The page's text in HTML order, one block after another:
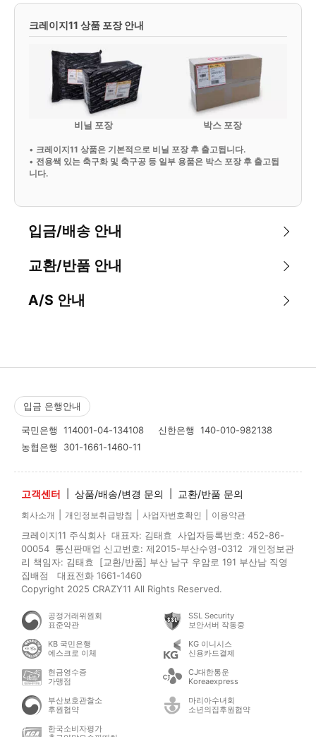
크레이지11 상품 포장 안내
비닐 포장 박스 포장
• 크레이지11 상품은 기본적으로 비닐 포장 후 출고됩니다.
• 전용쌕 있는 축구화 및 축구공 등 일부 용품은 박스 포장 후 출고됩
니다.
입금/배송 안내
교환/반품 안내
A/S 안내
입금 은행안내
국민은행 114001-04-134108 신한은행 140-010-982138
농협은행 301-1661-1460-11
고객센터 상품/배송/변경 문의 교환/반품 문의
회사소개 개인정보취급방침 사업자번호확인 이용약관
크레이지11 주식회사 대표자: 김태효 사업자등록번호: 452-86-
00054 통신판매업 신고번호: 제2015-부산수영-0312 개인정보관
리 책임자: 김태효 [교환/반품] 부산 남구 우암로 191 부산남 직영
집배점 대표전화 1661-1460
Copyright 2025 CRAZY11 All Rights Reserved.
공정거래위원회
표준약관
SSL Security
보안서버 작동중
KB 국민은행
에스크로 이체
KG 이니시스
신용카드결제
현금영수증
가맹점
CJ대한통운
Koreaexpress
부산보호관찰소
후원협약
마리아수녀회
소년의집후원협약
한국소비자평가